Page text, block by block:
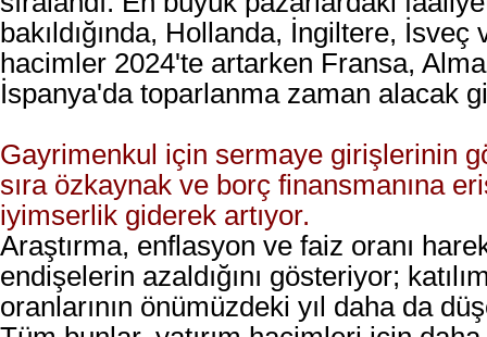
bakıldığında, Hollanda, İngiltere, İsveç
hacimler 2024'te artarken Fransa,
İspanya'da toparlanma zaman alacak
Gayrimenkul için sermaye girişlerinin
sıra özkaynak ve borç finansmanına
iyimserlik giderek artıyor.
Araştırma, enflasyon ve faiz oranı
endişelerin azaldığını gösteriyor;
oranlarının önümüzdeki yıl daha da